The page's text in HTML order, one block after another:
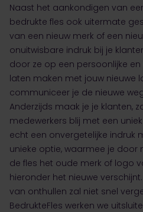
Naast het aankondigen van
bedrukte fles ook uitermate
van een nieuw merk of een
onuitwisbare indruk bij je
door ze op een persoonlijke
laten maken met jouw nieuwe
communiceer je de nieuwe
Anderzijds maak je je klanten,
medewerkers blij met een
echt een onvergetelijke indruk
unieke optie, waarmee je door
de fles het oude merk of logo
hieronder het nieuwe
van onthullen zal niet snel
BedrukteFles werken we